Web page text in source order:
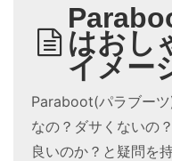
はおし
イメー
Paraboot(パラブー
なの？ダサくないの
良いのか？と疑問を